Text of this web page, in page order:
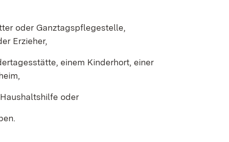
oder Ganztagspflegestelle,
Erzieher,
einem Kinderhort, einer
oder